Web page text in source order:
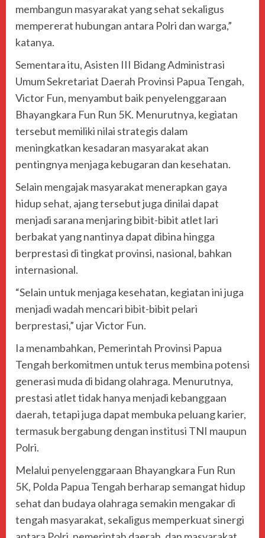
membangun masyarakat yang sehat sekaligus
mempererat hubungan antara Polri dan warga,”
katanya.
Sementara itu, Asisten III Bidang Administrasi
Umum Sekretariat Daerah Provinsi Papua Tengah,
Victor Fun, menyambut baik penyelenggaraan
Bhayangkara Fun Run 5K. Menurutnya, kegiatan
tersebut memiliki nilai strategis dalam
meningkatkan kesadaran masyarakat akan
pentingnya menjaga kebugaran dan kesehatan.
Selain mengajak masyarakat menerapkan gaya
hidup sehat, ajang tersebut juga dinilai dapat
menjadi sarana menjaring bibit-bibit atlet lari
berbakat yang nantinya dapat dibina hingga
berprestasi di tingkat provinsi, nasional, bahkan
internasional.
“Selain untuk menjaga kesehatan, kegiatan ini juga
menjadi wadah mencari bibit-bibit pelari
berprestasi,” ujar Victor Fun.
Ia menambahkan, Pemerintah Provinsi Papua
Tengah berkomitmen untuk terus membina potensi
generasi muda di bidang olahraga. Menurutnya,
prestasi atlet tidak hanya menjadi kebanggaan
daerah, tetapi juga dapat membuka peluang karier,
termasuk bergabung dengan institusi TNI maupun
Polri.
Melalui penyelenggaraan Bhayangkara Fun Run
5K, Polda Papua Tengah berharap semangat hidup
sehat dan budaya olahraga semakin mengakar di
tengah masyarakat, sekaligus memperkuat sinergi